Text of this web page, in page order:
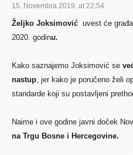
15. Novembra 2019. at 22:54
Željko Joksimović uvest će
2020. godinu.
Kako saznajemo Joksimović se
nastup, jer kako je poručeno želi
standarde koji su postavljeni
Naime i ove godine javni doček
na Trgu Bosne i Hercegovine.